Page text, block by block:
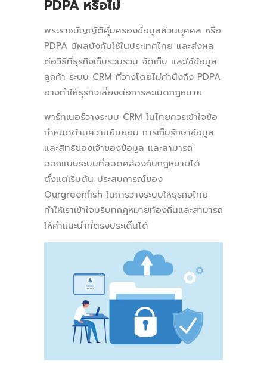
PDPA หรือไม่
พระราชบัญญัติคุ้มครองข้อมูลส่วนบุคคล หรือ
PDPA มีผลบังคับใช้ในประเทศไทย และส่งผล
ต่อวิธีที่ธุรกิจเก็บรวบรวม จัดเก็บ และใช้ข้อมูล
ลูกค้า ระบบ CRM ที่วางโดยไม่คำนึงถึง PDPA
อาจทำให้ธุรกิจเสี่ยงต่อการละเมิดกฎหมาย
พาร์ทเนอร์วางระบบ CRM ในไทยควรเข้าใจข้อ
กำหนดด้านความยินยอม การเก็บรักษาข้อมูล
และสิทธิของเจ้าของข้อมูล และสามารถ
ออกแบบระบบที่สอดคล้องกับกฎหมายได้
ตั้งแต่เริ่มต้น ประสบการณ์ของ
Ourgreenfish ในการวางระบบให้ธุรกิจไทย
ทำให้เราเข้าใจบริบทกฎหมายท้องถิ่นและสามารถ
ให้คำแนะนำที่ตรงประเด็นได้